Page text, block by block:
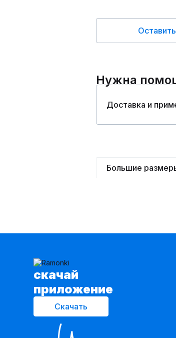
Нужна
Доставка и
Большие
cкачай
приложение
Скачать